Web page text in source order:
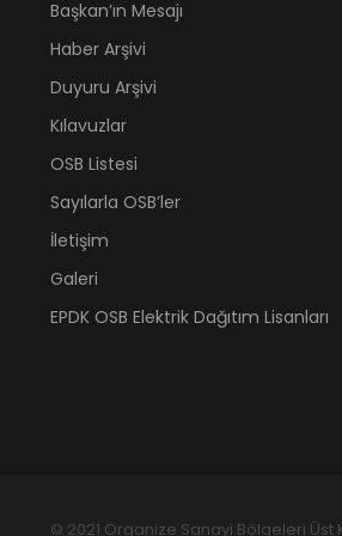
Başkan’ın Mesajı
Haber Arşivi
Duyuru Arşivi
Kılavuzlar
OSB Listesi
Sayılarla OSB’ler
İletişim
Galeri
EPDK OSB Elektrik Dağıtım Lisanları
© 2021 Organize Sanayi Bölgeleri Üst